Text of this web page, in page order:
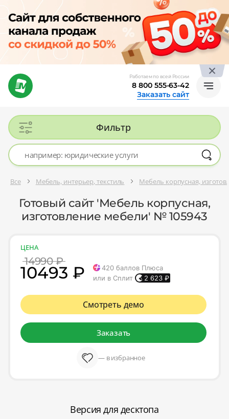
Работаем по всей России
8 800 555-63-42
Заказать сайт
Фильтр
Все Мебель, интерьер, текстиль Мебель корпусная,
Готовый сайт 'Мебель корпусная,
изготовление мебели' № 105943
ЦЕНА
14990 ₽
10493 ₽ 420 баллов Плюса
или в Сплит
2 623 ₽
Смотреть демо
Заказать
— в избранное
Версия для десктопа